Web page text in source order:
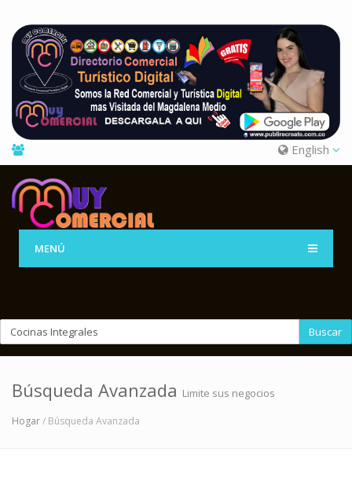
English
MENÚ
Buscar
Búsqueda Avanzada Limite sus negocios
Hogar/ Búsqueda Avanzada